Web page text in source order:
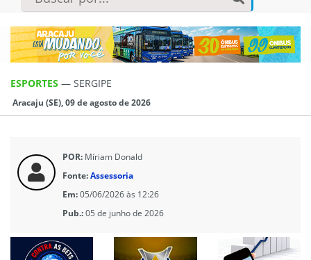
ESPORTES — SERGIPE
Aracaju (SE), 09 de agosto de 2026
POR: Míriam Donald
Fonte:Assessoria
Em:05/06/2026 às 12:26
Pub.:05 de junho de 2026